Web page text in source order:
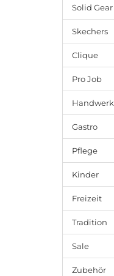
Solid Gear
Skechers
Clique
Pro Job
Handwerk
Gastro
Pflege
Kinder
Freizeit
Tradition
Sale
Zubehör